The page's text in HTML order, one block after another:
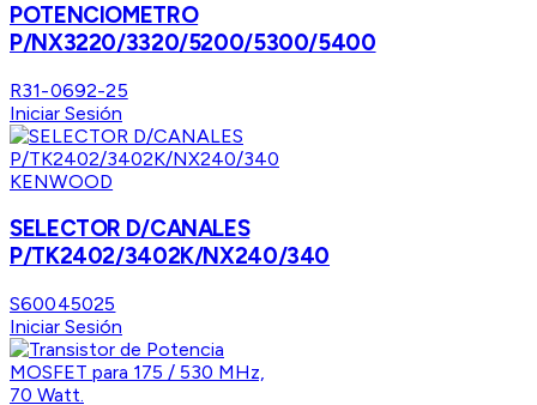
POTENCIOMETRO
P/NX3220/3320/5200/5300/5400
R31-0692-25
Iniciar Sesión
KENWOOD
SELECTOR D/CANALES
P/TK2402/3402K/NX240/340
S60045025
Iniciar Sesión